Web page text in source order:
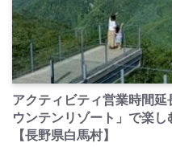
アクティビティ営業時間
ウンテンリゾート」で楽
【長野県白馬村】